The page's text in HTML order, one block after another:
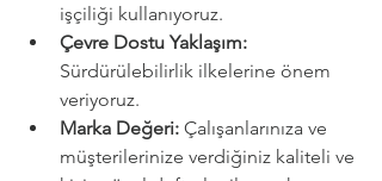
işçiliği kullanıyoruz.
Çevre Dostu Yaklaşım:
Sürdürülebilirlik ilkelerine önem
veriyoruz.
Marka Değeri: Çalışanlarınıza ve
müşterilerinize verdiğiniz kaliteli ve